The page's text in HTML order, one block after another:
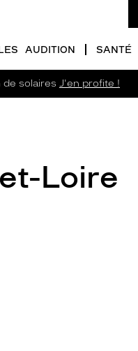
AUDITION SANTÉ
solaires J'en profite !
Loire